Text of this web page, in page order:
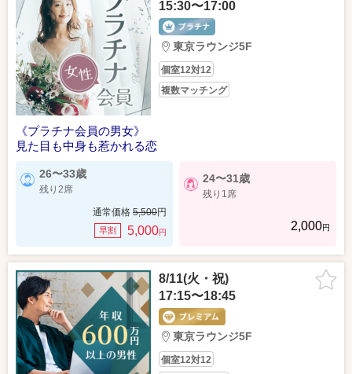
15:30〜17:00
東京ラウンジ5F
個室12対12
複数マッチング
《プラチナ会員の男女》
見た目も中身も惹かれる恋
26〜33歳
残り2席
通常価格 5,500円
早割 5,000円
24〜31歳
残り1席
2,000円
8/11(火・祝)
17:15〜18:45
東京ラウンジ5F
個室12対12